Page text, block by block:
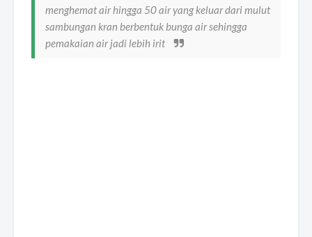
menghemat air hingga 50 air yang keluar dari mulut
sambungan kran berbentuk bunga air sehingga
pemakaian air jadi lebih irit